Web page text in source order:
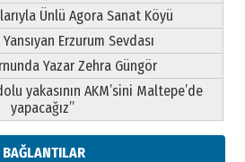
Ünlü Agora Sanat Köyü
Erzurum Sevdası
Yazar Zehra Güngör
yakasının AKM’sini Maltepe’de
yapacağız”
BAĞLANTILAR